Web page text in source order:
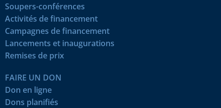
Soupers-conférences
Activités de financement
Campagnes de financement
Lancements et inaugurations
Remises de prix
FAIRE UN DON
Don en ligne
Dons planifiés